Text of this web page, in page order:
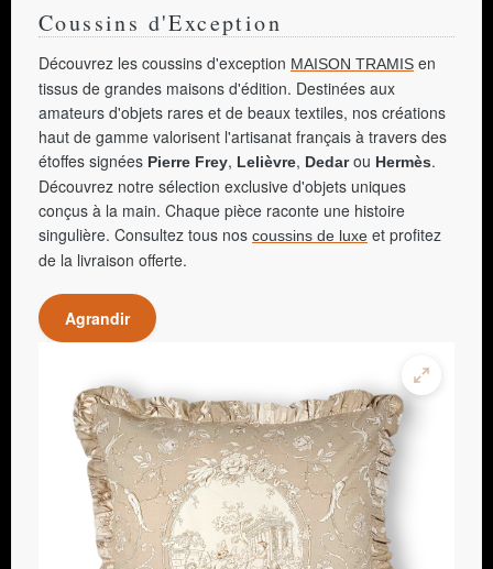
Coussins d'Exception
Découvrez les coussins d'exception MAISON TRAMIS en
tissus de grandes maisons d'édition. Destinées aux
amateurs d'objets rares et de beaux textiles, nos créations
haut de gamme valorisent l'artisanat français à travers des
étoffes signées Pierre Frey, Lelièvre, Dedarou Hermès.
Découvrez notre sélection exclusive d'objets uniques
conçus à la main. Chaque pièce raconte une histoire
singulière. Consultez tous nos coussins de luxe et profitez
de la livraison offerte.
Agrandir